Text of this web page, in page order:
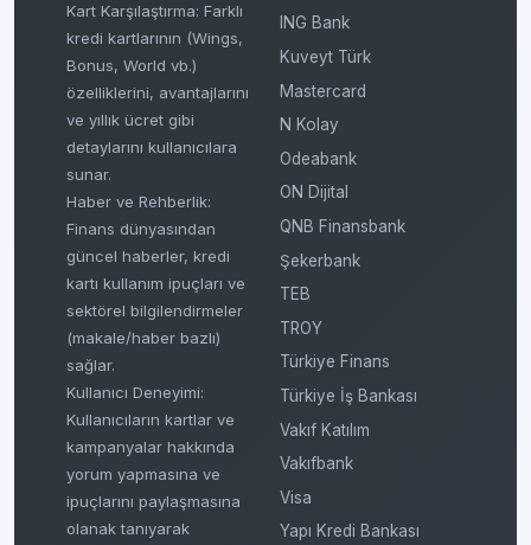
Kart Karşılaştırma: Farklı
kredi kartlarının (Wings,
Bonus, World vb.)
özelliklerini, avantajlarını
ve yıllık ücret gibi
detaylarını kullanıcılara
sunar.
Haber ve Rehberlik:
Finans dünyasından
güncel haberler, kredi
kartı kullanım ipuçları ve
sektörel bilgilendirmeler
(makale/haber bazlı)
sağlar.
Kullanıcı Deneyimi:
Kullanıcıların kartlar ve
kampanyalar hakkında
yorum yapmasına ve
ipuçlarını paylaşmasına
olanak tanıyarak
ING Bank
Kuveyt Türk
Mastercard
N Kolay
Odeabank
ON Dijital
QNB Finansbank
Şekerbank
TEB
TROY
Türkiye Finans
Türkiye İş Bankası
Vakıf Katılım
Vakıfbank
Visa
Yapı Kredi Bankası